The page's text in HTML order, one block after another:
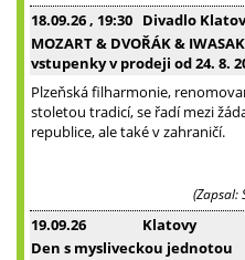
18.09.26 , 19:30 Divadlo
MOZART & DVOŘÁK &
vstupenky v prodeji od 24. 8.
Plzeňská filharmonie,
stoletou tradicí, se řadí mezi
republice, ale také v zahraničí.
(Zapsal:
19.09.26
Klatovy
Den s mysliveckou jednotou